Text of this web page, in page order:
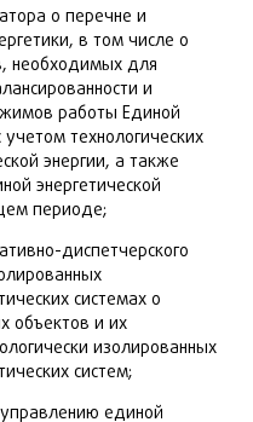
о перечне и
в том числе о
необходимых для
и
работы Единой
учетом технологических
энергии, а также
энергетической
периоде;
диспетчерского
системах о
объектов и их
изолированных
систем;
единой